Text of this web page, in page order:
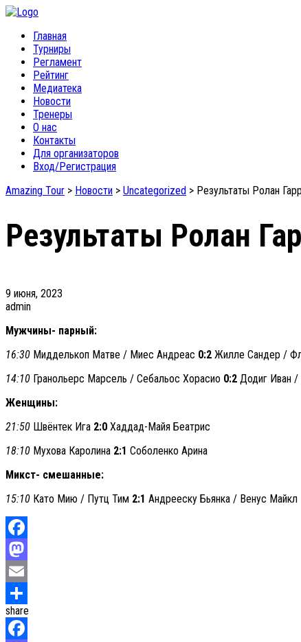
Главная
Турниры
Регламент
Рейтинг
Медиатека
Новости
Тренеры
О нас
Контакты
Для организаторов
Вход/Регистрация
Amazing Tour > Новости > Uncategorized > Результаты Ролан
Результаты Ролан
9 июня, 2023
admin
Мужчины- парный:
16:30 Мидделькоп Матве / Миес Андреас 0:2 Жилле Сандер /
14:10 Гранольерс Марсель / Себальос Хорасио 0:2 Додиг Иван /
Женщины:
21:50 Швёнтек Ига 2:0 Хаддад-Майя Беатрис
18:10 Мухова Каролина 2:1 Соболенко Арина
Микст- смешанные:
15:10 Като Мию / Путц Тим 2:1 Андрееску Бьянка / Венус Майкл
Facebook
Mastodon
Email
Отправить
share